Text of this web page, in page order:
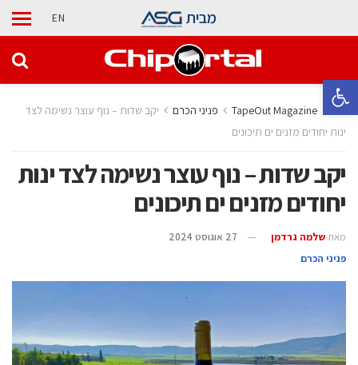
פתח סרגל נגישות
מבית EN
בית TapeOut Magazine פניני הכרם
יקב שדות – נוף עוצר נשימה לצד
ינות יחודים מזנים ים תיכונים
יקב שדות – נוף עוצר נשימה לצד ינות
יחודים מזנים ים תיכונים
מאת שלמה גרדמן
27 אוגוסט 2024
פניני הכרם